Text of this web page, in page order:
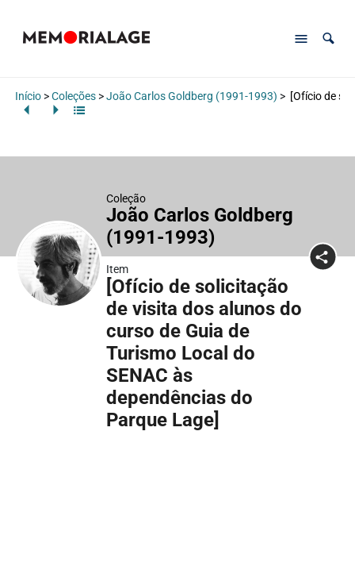
Início>Coleções>João Carlos Goldberg (1991-1993) > [Ofício de
Coleção
João Carlos Goldberg
(1991-1993)
Item
[Ofício de solicitação
de visita dos alunos do
curso de Guia de
Turismo Local do
SENAC às
dependências do
Parque Lage]